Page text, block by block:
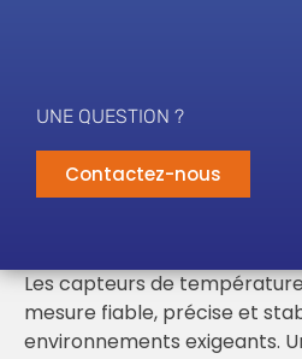
UNE QUESTION ?
Contactez-nous
Les capteurs de
mesure fiable, précise et
environnements exigeants.